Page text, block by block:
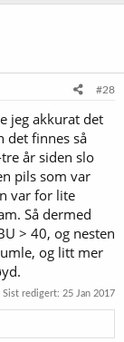
#28
jeg akkurat det
det finnes så
år siden slo
pils som var
var for lite
Så dermed
> 40, og nesten
og litt mer
Sist redigert: 25 Jan 2017